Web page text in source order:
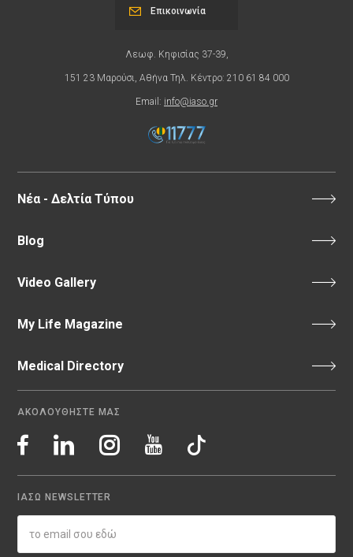
Λεωφ. Κηφισίας 37-39,
151 23 Μαρούσι, Αθήνα Τηλ. Κέντρο: 210 61 84 000
Email: info@iaso.gr
Επικοινωνία
Νέα - Δελτία Τύπου
Blog
Video Gallery
My Life Magazine
Medical Directory
ΑΚΟΛΟΥΘΗΣΤΕ ΜΑΣ
ΙΑΣΩ NEWSLETTER